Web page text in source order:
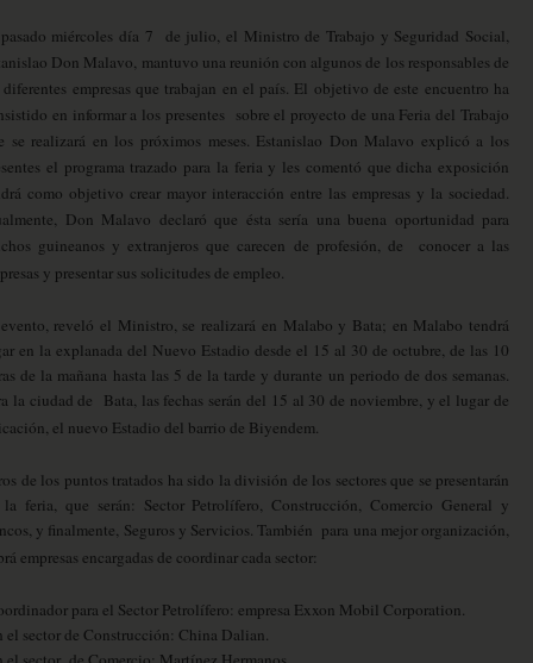
miércoles día 7 de julio, el Ministro de Trabajo y Seguridad Social,
Don Malavo, mantuvo una reunión con algunos de los responsables de
diferentes empresas que trabajan en el país. El objetivo de este encuentro ha
en informar a los presentes sobre el proyecto de una Feria del Trabajo
se realizará en los próximos meses. Estanislao Don Malavo explicó a los
el programa trazado para la feria y les comentó que dicha exposición
como objetivo crear mayor interacción entre las empresas y la sociedad.
Don Malavo declaró que ésta sería una buena oportunidad para
guineanos y extranjeros que carecen de profesión, de conocer a las
y presentar sus solicitudes de empleo.
reveló el Ministro, se realizará en Malabo y Bata; en Malabo tendrá
en la explanada del Nuevo Estadio desde el 15 al 30 de octubre, de las 10
de la mañana hasta las 5 de la tarde y durante un periodo de dos semanas.
la ciudad de Bata, las fechas serán del 15 al 30 de noviembre, y el lugar de
el nuevo Estadio del barrio de Biyendem.
de los puntos tratados ha sido la división de los sectores que se presentarán
feria, que serán: Sector Petrolífero, Construcción, Comercio General y
y finalmente, Seguros y Servicios. También para una mejor organización,
empresas encargadas de coordinar cada sector:
para el Sector Petrolífero: empresa Exxon Mobil Corporation.
el sector de Construcción: China Dalian.